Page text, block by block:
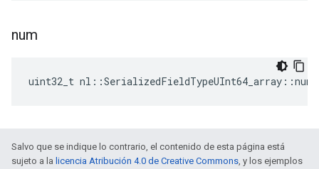
num
uint32_t nl::SerializedFieldTypeUInt64_array::num
Salvo que se indique lo contrario, el contenido de esta página está
sujeto a la licencia Atribución 4.0 de Creative Commons, y los ejemplos